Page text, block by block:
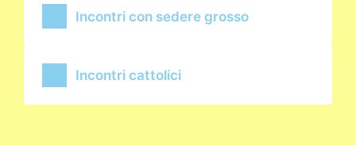
Incontri con sedere grosso
Incontri cattolici